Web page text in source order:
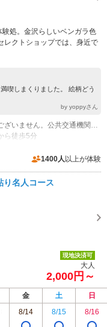
処。金沢らしいベンガラ色
レクトショップでは、身近で
喫しまくりました。 絵柄どう
by yoppyさん
(1)自動車でお越しの場合 … 提携の駐車場はございません。公共交通機関をご利用いただくか、市営駐車場をご利用ください。
ら徒歩5分
（祝祭日の場合は営業） ※体
1400人 以上が体験
り名人コース
現地決済可
大人
2,000円～
金 土
日
8/14 8/15 8/16